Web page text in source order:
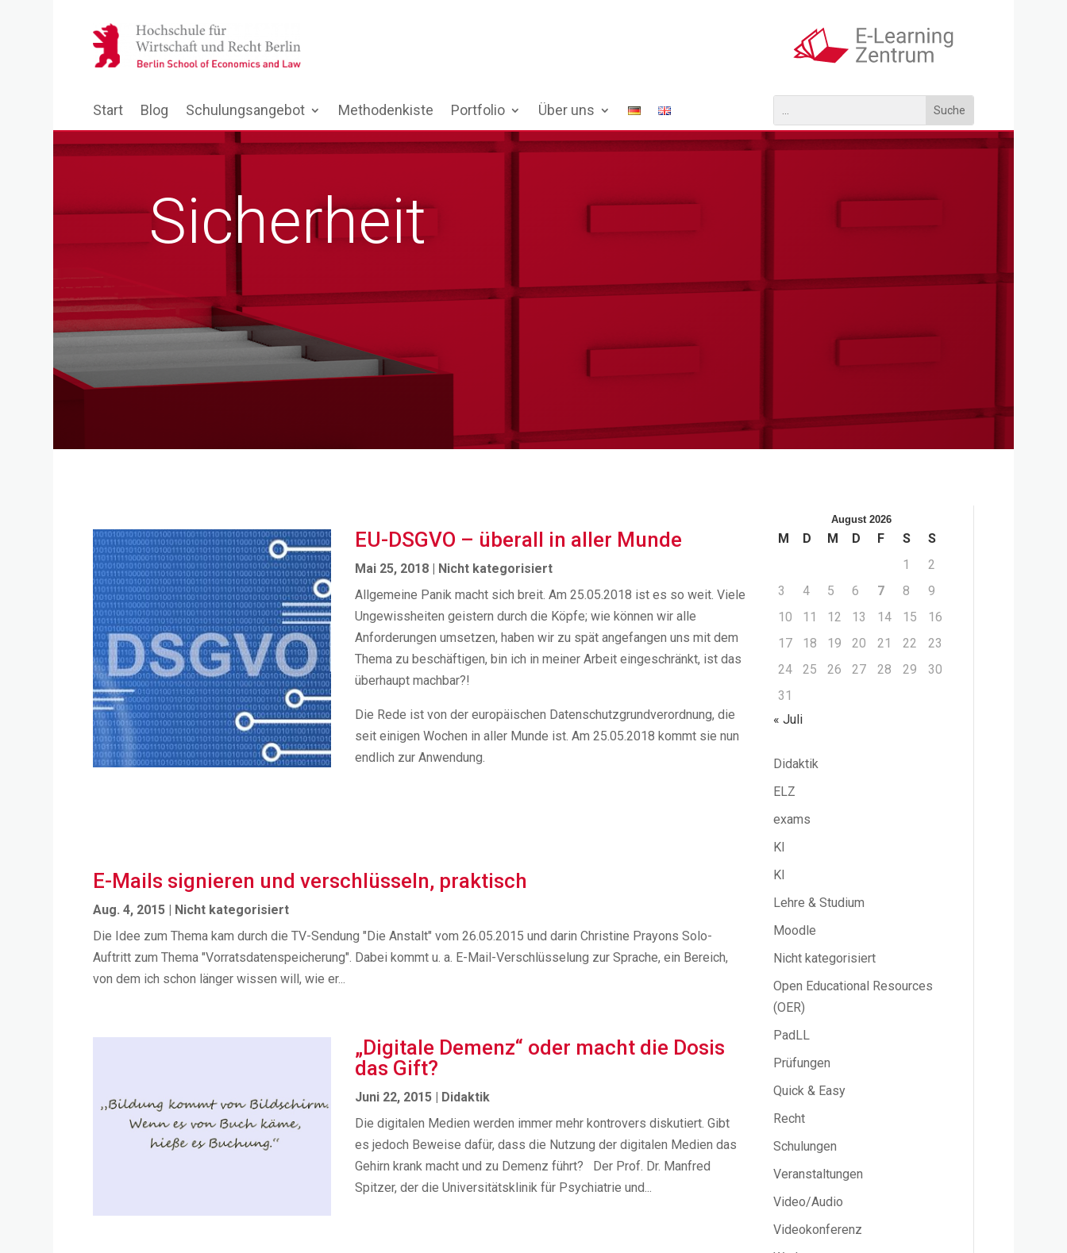
Start Blog Schulungsangebot Methodenkiste Portfolio Über uns
Sicherheit
EU-DSGVO – überall in aller Munde
Mai 25, 2018 | Nicht kategorisiert
Allgemeine Panik macht sich breit. Am 25.05.2018 ist es so weit. Viele
Ungewissheiten geistern durch die Köpfe; wie können wir alle
Anforderungen umsetzen, haben wir zu spät angefangen uns mit dem
Thema zu beschäftigen, bin ich in meiner Arbeit eingeschränkt, ist das
überhaupt machbar?!
Die Rede ist von der europäischen Datenschutzgrundverordnung, die
seit einigen Wochen in aller Munde ist. Am 25.05.2018 kommt sie nun
endlich zur Anwendung.
E-Mails signieren und verschlüsseln, praktisch
Aug. 4, 2015 | Nicht kategorisiert
Die Idee zum Thema kam durch die TV-Sendung "Die Anstalt" vom 26.05.2015 und darin Christine Prayons Solo-
Auftritt zum Thema "Vorratsdatenspeicherung". Dabei kommt u. a. E-Mail-Verschlüsselung zur Sprache, ein Bereich,
von dem ich schon länger wissen will, wie er...
„Digitale Demenz“ oder macht die Dosis
das Gift?
Juni 22, 2015 | Didaktik
Die digitalen Medien werden immer mehr kontrovers diskutiert. Gibt
es jedoch Beweise dafür, dass die Nutzung der digitalen Medien das
Gehirn krank macht und zu Demenz führt? Der Prof. Dr. Manfred
Spitzer, der die Universitätsklinik für Psychiatrie und...
August 2026
M D M D F S
S
1
2
3
4 5 6 7 8
9
10
11 12 13 14 15
16
17
18 19 20 21 22
23
24
25 26 27 28 29
30
31
« Juli
Didaktik
ELZ
exams
KI
KI
Lehre & Studium
Moodle
Nicht kategorisiert
Open Educational Resources
(OER)
PadLL
Prüfungen
Quick & Easy
Recht
Schulungen
Veranstaltungen
Video/Audio
Videokonferenz